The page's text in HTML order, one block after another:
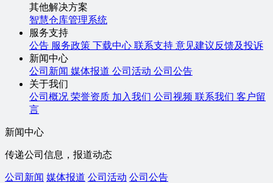
其他解决方案
智慧仓库管理系统
服务支持
公告 服务政策 下载中心 联系支持 意见建议反馈及投诉
新闻中心
公司新闻 媒体报道 公司活动 公司公告
关于我们
公司概况 荣誉资质 加入我们 公司视频 联系我们 客户留
言
新闻中心
传递公司信息，报道动态
公司新闻 媒体报道 公司活动 公司公告